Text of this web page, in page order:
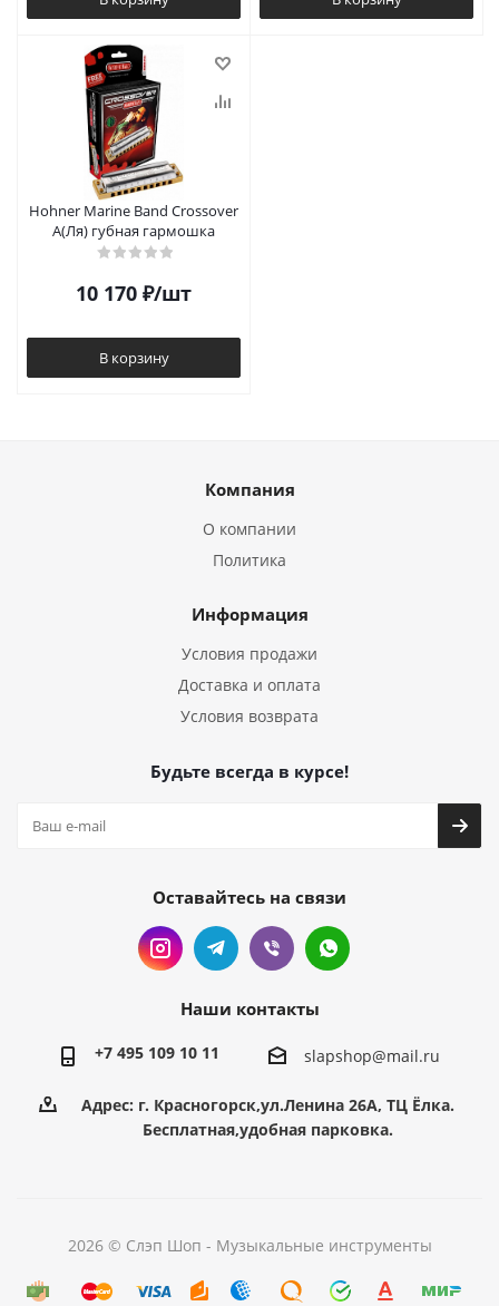
Hohner Marine Band Crossover
A(Ля) губная гармошка
10 170 ₽/шт
В корзину
Компания
О компании
Политика
Информация
Условия продажи
Доставка и оплата
Условия возврата
Будьте всегда в курсе!
Оставайтесь на связи
Наши контакты
+7 495 109 10 11 slapshop@mail.ru
Адрес: г. Красногорск,ул.Ленина 26А, ТЦ Ёлка.
Бесплатная,удобная парковка.
2026 © Слэп Шоп - Музыкальные инструменты